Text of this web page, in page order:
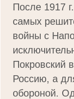
После 1917
самых
войны с
Покровский
Россию, а
обороной.